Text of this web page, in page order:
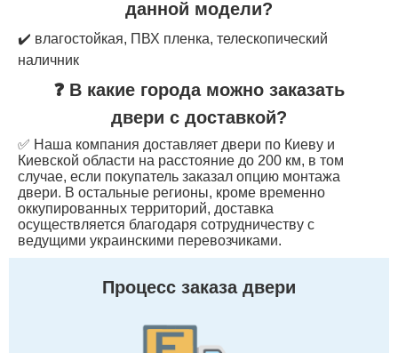
данной модели?
✔️ влагостойкая, ПВХ пленка, телескопический
наличник
❓ В какие города можно заказать
двери с доставкой?
✅ Наша компания доставляет двери по Киеву и
Киевской области на расстояние до 200 км, в том
случае, если покупатель заказал опцию монтажа
двери. В остальные регионы, кроме временно
оккупированных территорий, доставка
осуществляется благодаря сотрудничеству с
ведущими украинскими перевозчиками.
Процесс заказа двери